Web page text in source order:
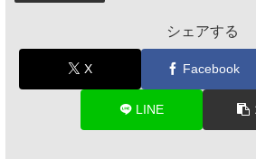
シェアする
X Facebook
LINE